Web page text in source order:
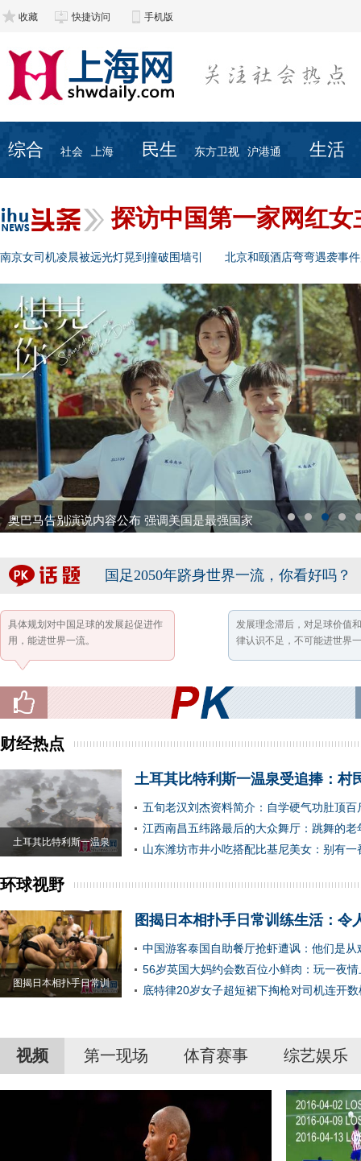
收藏 快捷访问 手机版
综合 社会 上海 民生 东方卫视 沪港通 生活
探访中国第一家网红
南京女司机凌晨被远光灯晃到撞破围墙引 北京和颐酒店弯弯遇袭事
克里米亚美女检察长穿将军服照 波克隆斯卡娅
1 2 3 5
国足2050年跻身世界一流，你看好吗？
具体规划对中国足球的发展起促进作
用，能进世界一流。
发展理念滞后，对足球价值
律认识不足，不可能进世界
财经热点
土耳其比特利斯一温泉
土耳其比特利斯一温泉受追捧：村
五旬老汉刘杰资料简介：自学硬气功肚顶百
江西南昌五纬路最后的大众舞厅：跳舞的老
山东潍坊市井小吃搭配比基尼美女：别有一
环球视野
图揭日本相扑手日常训
图揭日本相扑手日常训练生活：令
中国游客泰国自助餐厅抢虾遭讽：他们是从
56岁英国大妈约会数百位小鲜肉：玩一夜情
底特律20岁女子超短裙下掏枪对司机连开数
视频 第一现场 体育赛事 综艺娱乐